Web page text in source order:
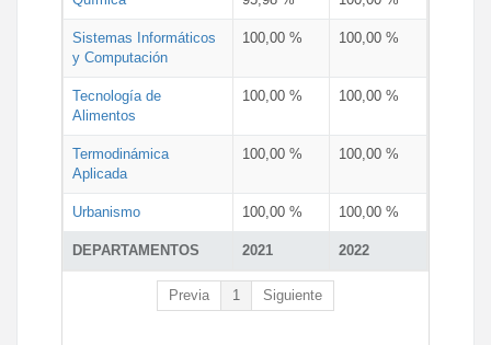
DEPARTAMENTOS 2021 2022
Sistemas Informáticos
y Computación
100,00 % 100,00 %
Tecnología de
Alimentos
100,00 % 100,00 %
Termodinámica
Aplicada
100,00 % 100,00 %
Urbanismo 100,00 % 100,00 %
Previa 1 Siguiente